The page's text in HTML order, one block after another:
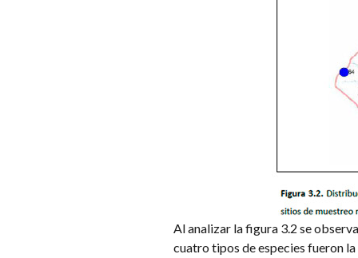
Al analizar la figura 3.2 se
cuatro tipos de especies fueron